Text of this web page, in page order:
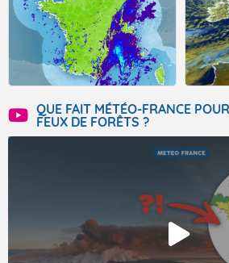
QUE FAIT MÉTÉO-FRANCE
FEUX DE FORÊTS ?